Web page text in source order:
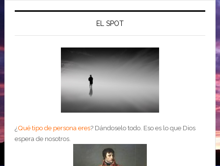
EL SPOT
¿Qué tipo de persona eres? Dándoselo todo. Eso es lo que Dios
espera de nosotros.